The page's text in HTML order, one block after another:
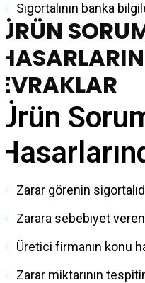
Sigortalının banka
Zarar görenin
Zarara sebebiyet
Üretici firmanın konu
Zarar miktarının